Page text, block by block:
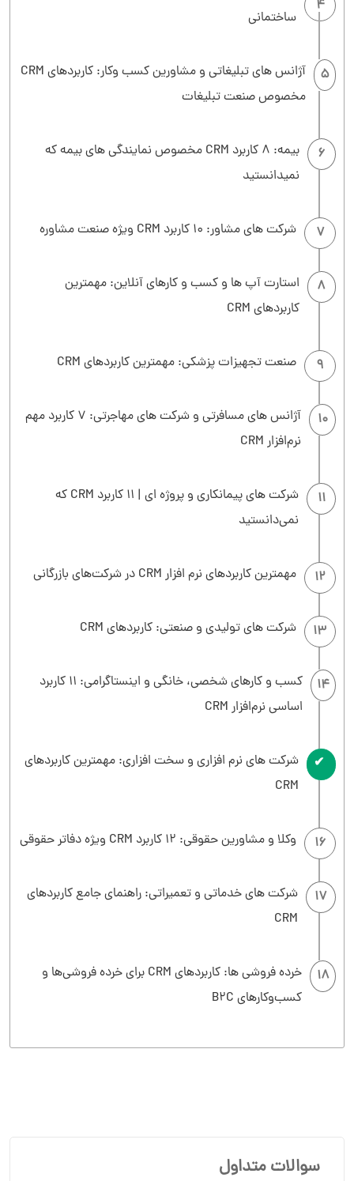
4
ساختمانی
5
آژانس های تبلیغاتی و مشاورین کسب وکار: کاربردهای CRM
مخصوص صنعت تبلیغات
6
بیمه: 8 کاربرد CRM مخصوص نمایندگی های بیمه که
نمیدانستید
7 شرکت های مشاور: 10 کاربرد CRM ویژه صنعت مشاوره
8
استارت آپ ها و کسب و کارهای آنلاین: مهمترین
کاربردهای CRM
9 صنعت تجهیزات پزشکی: مهمترین کاربردهای CRM
10
آژانس های مسافرتی و شرکت های مهاجرتی: 7 کاربرد مهم
نرم‌افزار CRM
11
شرکت های پیمانکاری و پروژه ای | 11 کاربرد CRM که
نمی‌دانستید
12 مهمترین کاربردهای نرم افزار CRM در شرکت‌های بازرگانی
13 شرکت های تولیدی و صنعتی: کاربردهای CRM
14
کسب و کارهای شخصی، خانگی و اینستاگرامی: 11 کاربرد
اساسی نرم‌افزار CRM
15
شرکت های نرم افزاری و سخت افزاری: مهمترین کاربردهای
CRM
16 وکلا و مشاورین حقوقی: 12 کاربرد CRM ویژه دفاتر حقوقی
17
شرکت های خدماتی و تعمیراتی: راهنمای جامع کاربردهای
CRM
18
خرده فروشی ها: کاربردهای CRM برای خرده فروشی‌ها و
کسب‌وکارهای B2C
سوالات متداول